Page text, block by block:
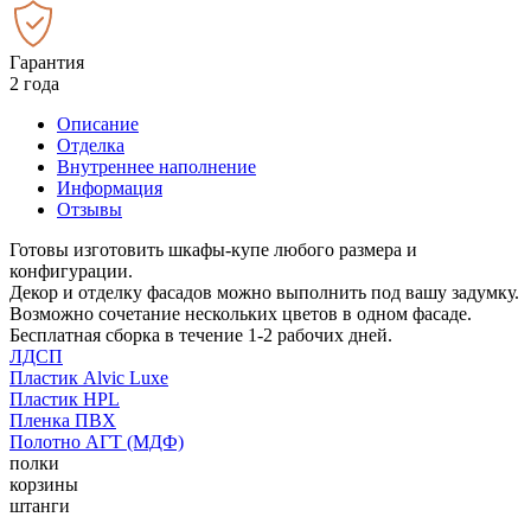
Гарантия
2 года
Описание
Отделка
Внутреннее наполнение
Информация
Отзывы
Готовы изготовить шкафы-купе любого размера и
конфигурации.
Декор и отделку фасадов можно выполнить под вашу задумку.
Возможно сочетание нескольких цветов в одном фасаде.
Бесплатная сборка в течение 1-2 рабочих дней.
ЛДСП
Пластик Alvic Luxe
Пластик HPL
Пленка ПВХ
Полотно АГТ (МДФ)
полки
корзины
штанги